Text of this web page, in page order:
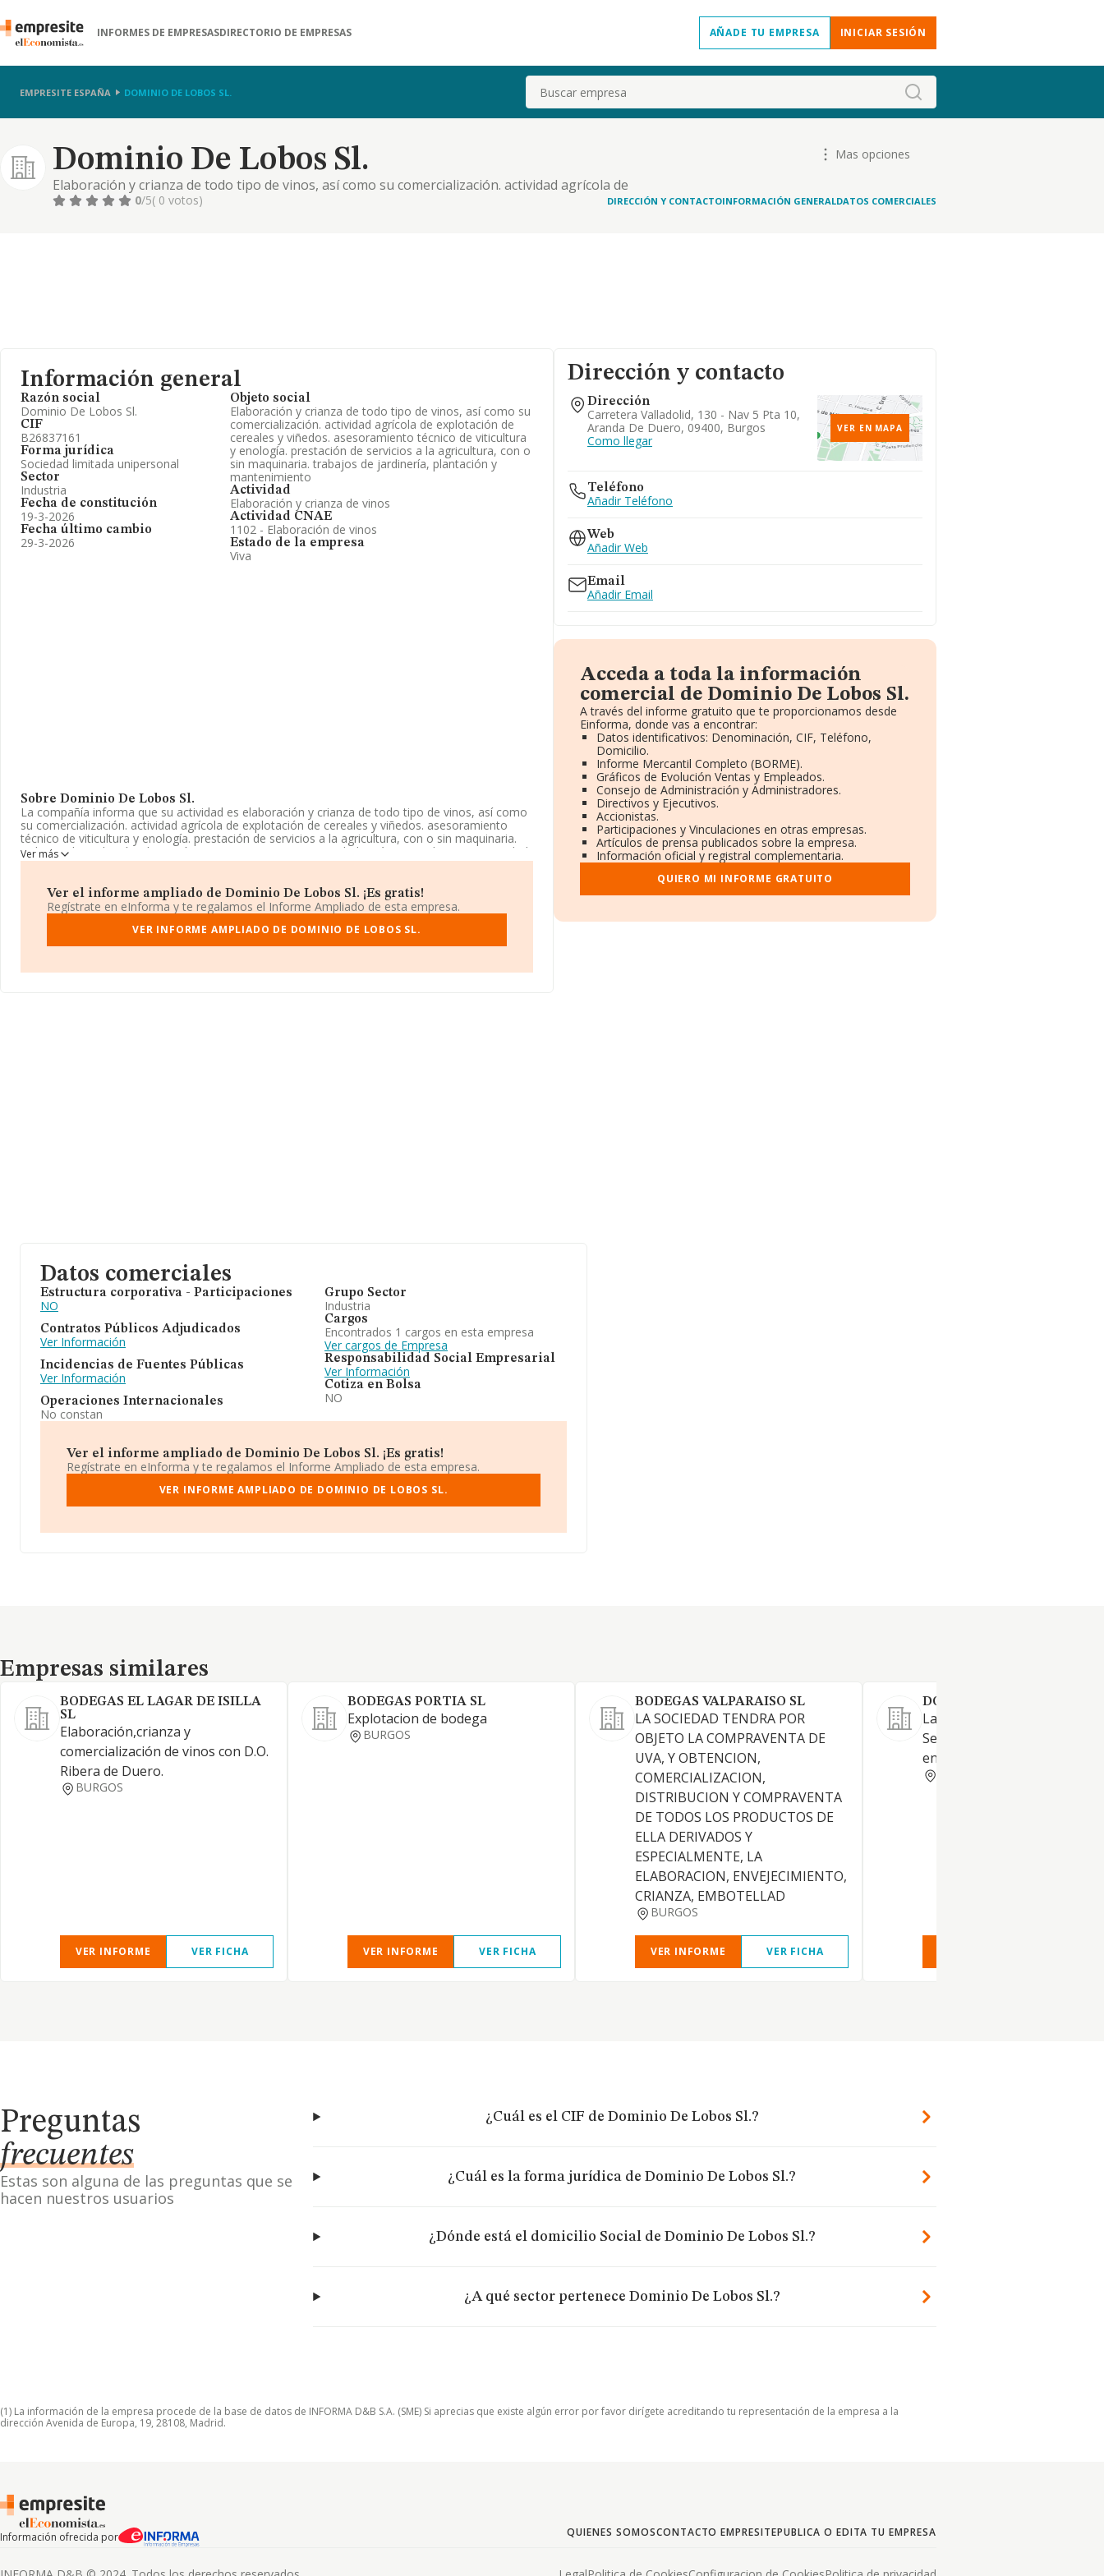
INFORMES DE EMPRESASDIRECTORIO DE EMPRESAS AÑADE TU EMPRESA INICIAR SESIÓN
EMPRESITE ESPAÑA DOMINIO DE LOBOS SL. Buscar
Dominio De Lobos Sl.
Elaboración y crianza de todo tipo de vinos, así como su comercialización. actividad agrícola de
explotación de cereales y viñedos. asesoramiento técnico de viticultura y enología. prestación de
Mas opciones
0/5( 0 votos) DIRECCIÓN Y CONTACTOINFORMACIÓN GENERALDATOS COMERCIALES
Información general
Razón social
Dominio De Lobos Sl.
CIF
B26837161
Forma jurídica
Sociedad limitada unipersonal
Sector
Industria
Fecha de constitución
19-3-2026
Fecha último cambio
29-3-2026
Objeto social
Elaboración y crianza de todo tipo de vinos, así como su
comercialización. actividad agrícola de explotación de
cereales y viñedos. asesoramiento técnico de viticultura
y enología. prestación de servicios a la agricultura, con o
sin maquinaria. trabajos de jardinería, plantación y
mantenimiento
Actividad
Elaboración y crianza de vinos
Actividad CNAE
1102 - Elaboración de vinos
Estado de la empresa
Viva
Sobre Dominio De Lobos Sl.
La compañía informa que su actividad es elaboración y crianza de todo tipo de vinos, así como
su comercialización. actividad agrícola de explotación de cereales y viñedos. asesoramiento
técnico de viticultura y enología. prestación de servicios a la agricultura, con o sin maquinaria.
trabajos de jardinería, plantación y mantenimiento. La sociedad está registrada como Sociedad
Limitada. Tiene CNAE: 1102 - 'Elaboración de vinos'. La empresa no tiene actividad en mercados
La sociedadDominio de Lobos S.L, CIF B26837161, tiene su domicilio social establecido en
Carretera Valladolid núm. 130 Nav 5 Pta 10, (09400), Aranda De Duero, en Burgos, Castilla-león.
En relación con el sector y disponiendo de los datos de hasta 5.558 empresas, en el ámbito
ventas entre todas las compañías alcanza los 1 millón de euros. Por último, con el fin de
Ver más
Ver el informe ampliado de Dominio De Lobos Sl. ¡Es gratis!
Regístrate en eInforma y te regalamos el Informe Ampliado de esta empresa.
VER INFORME AMPLIADO DE DOMINIO DE LOBOS SL.
Dirección y contacto
Dirección
Carretera Valladolid, 130 - Nav 5 Pta 10,
Aranda De Duero, 09400, Burgos
Como llegar
VER EN MAPA
Teléfono
Añadir Teléfono
Web
Añadir Web
Email
Añadir Email
Acceda a toda la información
comercial de Dominio De Lobos Sl.
A través del informe gratuito que te proporcionamos desde
Einforma, donde vas a encontrar:
Datos identificativos: Denominación, CIF, Teléfono,
Domicilio.
Informe Mercantil Completo (BORME).
Gráficos de Evolución Ventas y Empleados.
Consejo de Administración y Administradores.
Directivos y Ejecutivos.
Accionistas.
Participaciones y Vinculaciones en otras empresas.
Artículos de prensa publicados sobre la empresa.
Información oficial y registral complementaria.
QUIERO MI INFORME GRATUITO
Datos comerciales
Estructura corporativa - Participaciones
NO
Contratos Públicos Adjudicados
Ver Información
Incidencias de Fuentes Públicas
Ver Información
Operaciones Internacionales
No constan
Grupo Sector
Industria
Cargos
Encontrados 1 cargos en esta empresa
Ver cargos de Empresa
Responsabilidad Social Empresarial
Ver Información
Cotiza en Bolsa
NO
Ver el informe ampliado de Dominio De Lobos Sl. ¡Es gratis!
Regístrate en eInforma y te regalamos el Informe Ampliado de esta empresa.
VER INFORME AMPLIADO DE DOMINIO DE LOBOS SL.
Empresas similares
Empresas similares
BODEGAS EL LAGAR DE ISILLA
SL
Elaboración,crianza y
comercialización de vinos con D.O.
Ribera de Duero.
BURGOS
VER INFORME VER FICHA
BODEGAS PORTIA SL
Explotacion de bodega
BURGOS
VER INFORME VER FICHA
BODEGAS VALPARAISO SL
LA SOCIEDAD TENDRA POR
OBJETO LA COMPRAVENTA DE
UVA, Y OBTENCION,
COMERCIALIZACION,
DISTRIBUCION Y COMPRAVENTA
DE TODOS LOS PRODUCTOS DE
ELLA DERIVADOS Y
ESPECIALMENTE, LA
ELABORACION, ENVEJECIMIENTO,
CRIANZA, EMBOTELLAD
BURGOS
VER INFORME VER FICHA
DOMINIO DE CALOGIA SL.
La elaboración y crianza de
Servicios de asesoría técnica
enología a bodegas
Preguntas
frecuentes
Estas son alguna de las preguntas que se
hacen nuestros usuarios
¿Cuál es el CIF de Dominio De Lobos Sl.?
¿Cuál es la forma jurídica de Dominio De Lobos Sl.?
¿Dónde está el domicilio Social de Dominio De Lobos Sl.?
¿A qué sector pertenece Dominio De Lobos Sl.?
(1) La información de la empresa procede de la base de datos de INFORMA D&B S.A. (SME) Si aprecias que existe algún error por favor dirígete acreditando tu representación de la empresa a la
dirección Avenida de Europa, 19, 28108, Madrid.
Información ofrecida por QUIENES SOMOSCONTACTO EMPRESITEPUBLICA O EDITA TU EMPRESA